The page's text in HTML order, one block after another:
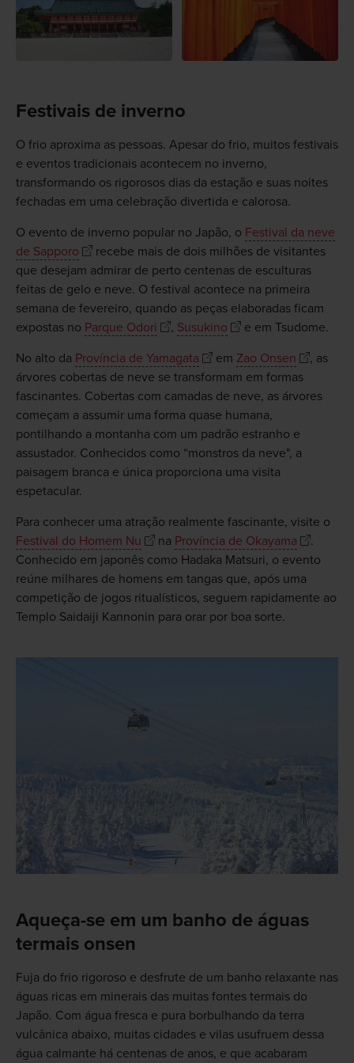
Festivais de inverno
O frio aproxima as pessoas. Apesar do frio, muitos festivais
e eventos tradicionais acontecem no inverno,
transformando os rigorosos dias da estação e suas noites
fechadas em uma celebração divertida e calorosa.
O evento de inverno popular no Japão, o Festival da neve
de Sapporo
recebe mais de dois milhões de visitantes
que desejam admirar de perto centenas de esculturas
feitas de gelo e neve. O festival acontece na primeira
semana de fevereiro, quando as peças elaboradas ficam
expostas no Parque Odori , Susukino
e em Tsudome.
No alto da Província de Yamagata em Zao Onsen
, as
árvores cobertas de neve se transformam em formas
fascinantes. Cobertas com camadas de neve, as árvores
começam a assumir uma forma quase humana,
pontilhando a montanha com um padrão estranho e
assustador. Conhecidos como “monstros da neve", a
paisagem branca e única proporciona uma visita
espetacular.
Para conhecer uma atração realmente fascinante, visite o
Festival do Homem Nu
na Província de Okayama
.
Conhecido em japonês como Hadaka Matsuri, o evento
reúne milhares de homens em tangas que, após uma
competição de jogos ritualísticos, seguem rapidamente ao
Templo Saidaiji Kannonin para orar por boa sorte.
Aqueça-se em um banho de águas
termais onsen
Fuja do frio rigoroso e desfrute de um banho relaxante nas
águas ricas em minerais das muitas fontes termais do
Japão. Com água fresca e pura borbulhando da terra
vulcânica abaixo, muitas cidades e vilas usufruem dessa
água calmante há centenas de anos, e que acabaram